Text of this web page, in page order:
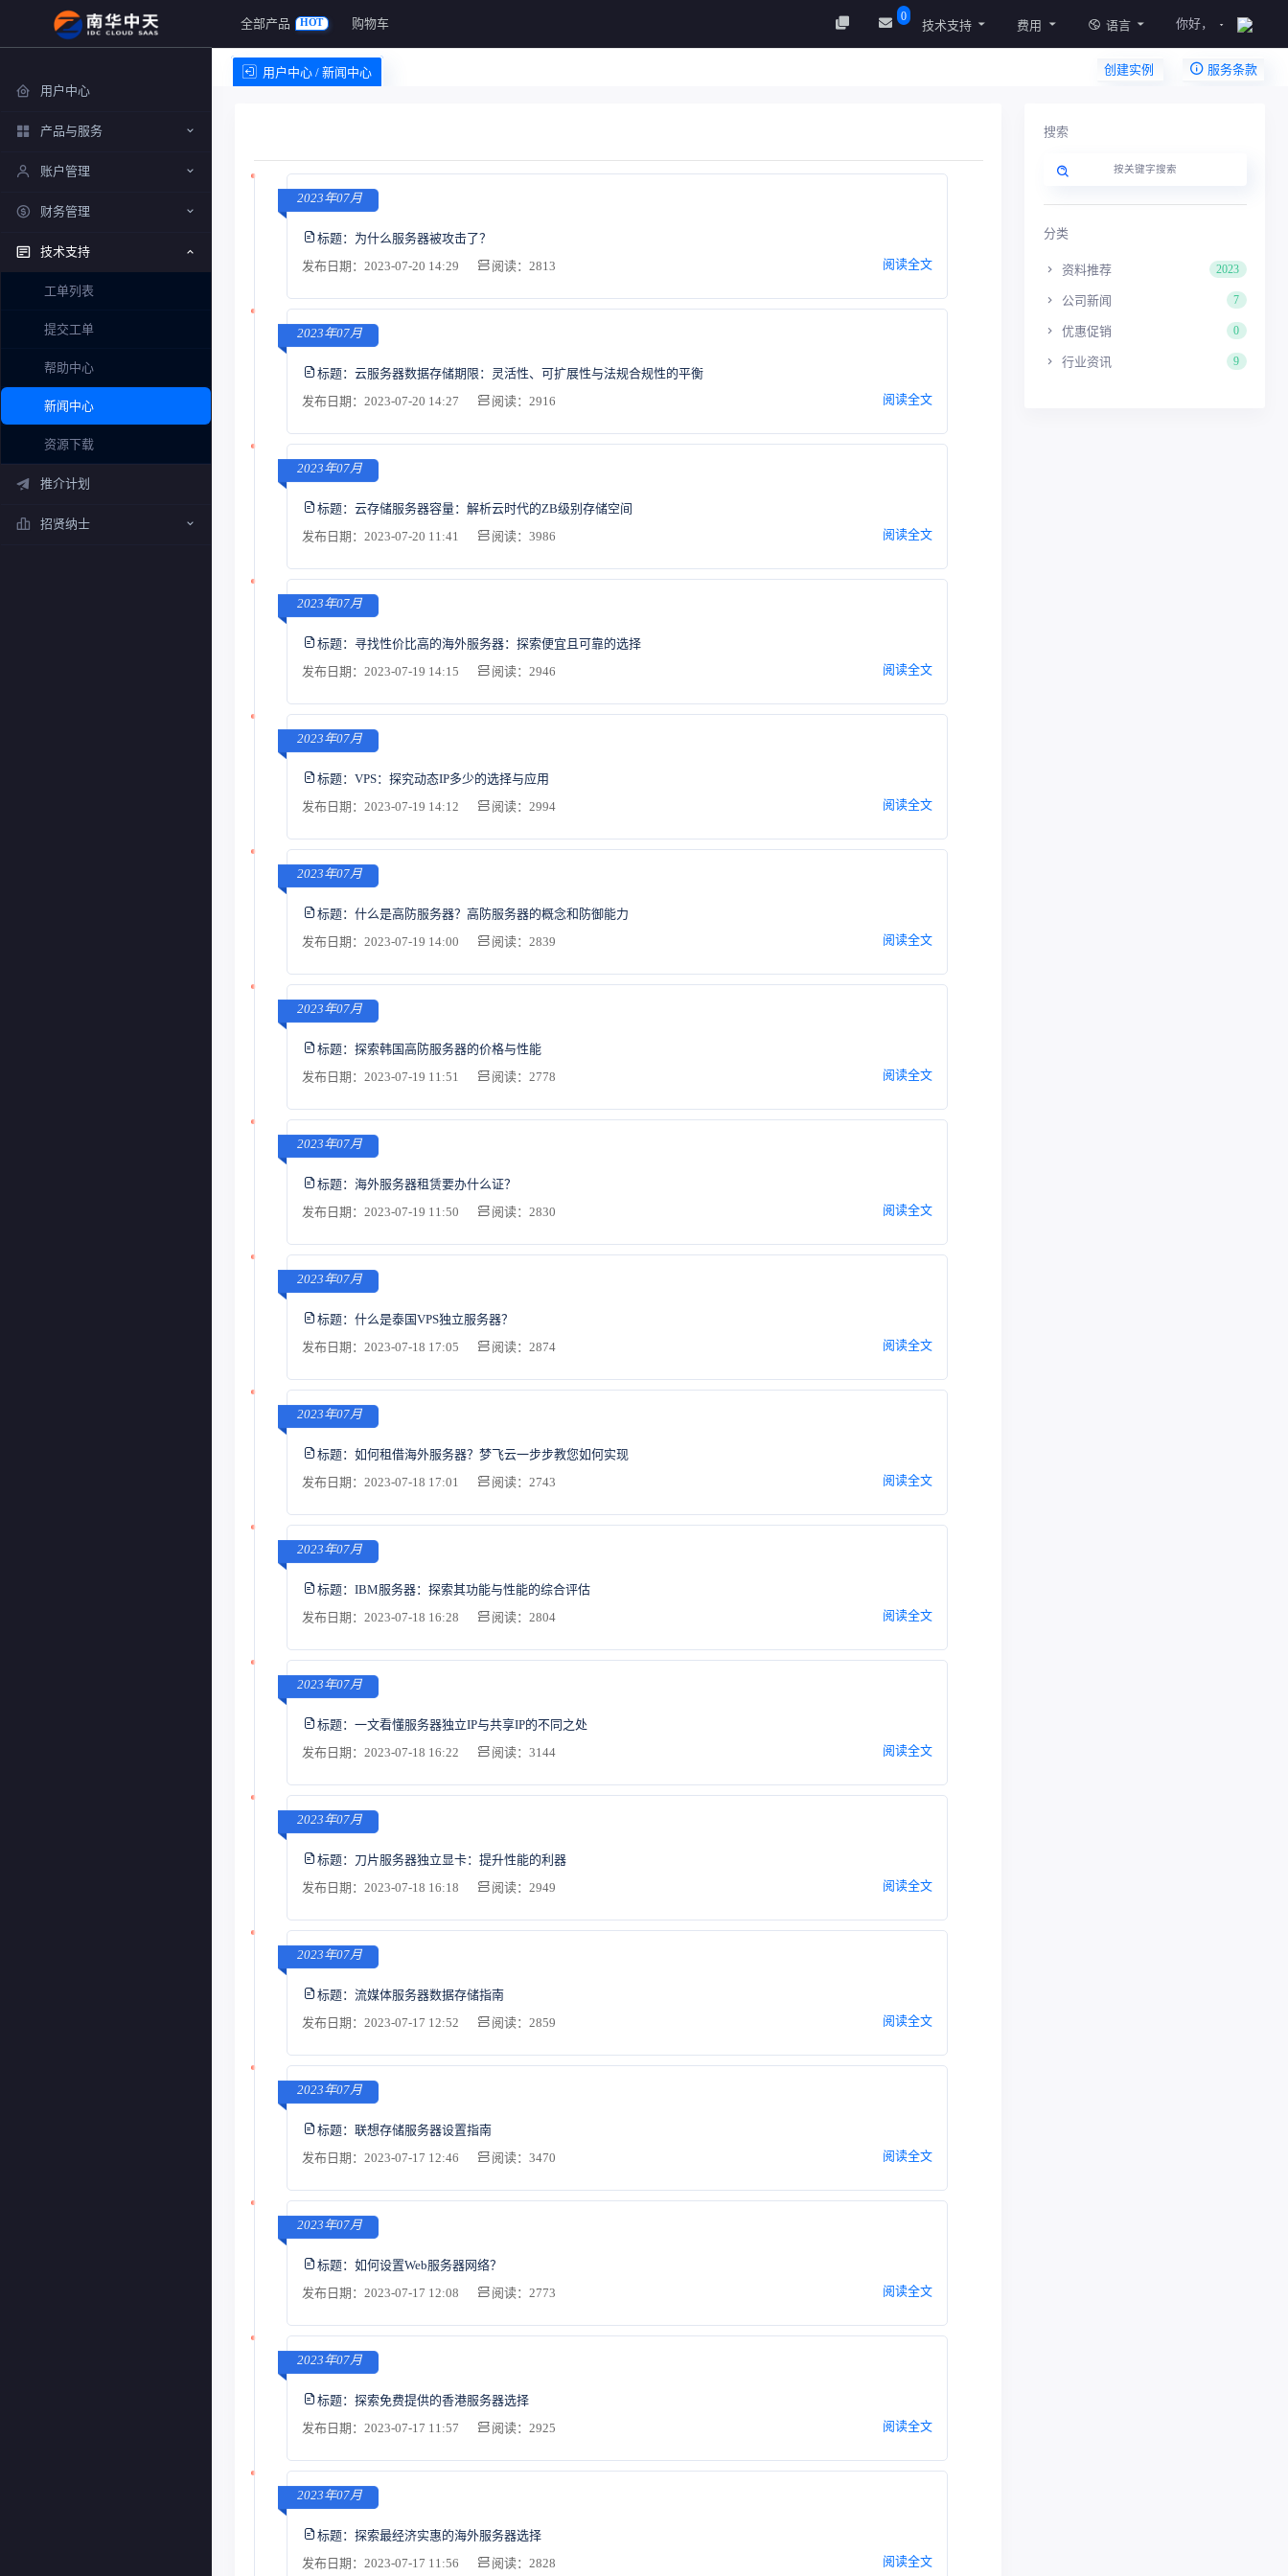
全部产品 HOT 购物车 0
技术支持 费用 语言 你好，
用户中心 / 新闻中心 创建实例
服务条款
用户中心
产品与服务
账户管理
财务管理
技术支持
工单列表
提交工单
帮助中心
新闻中心
资源下载
推介计划
招贤纳士
2023年07月
标题： 为什么服务器被攻击了？
发布日期：2023-07-20 14:29
阅读：2813 阅读全文
2023年07月
标题： 云服务器数据存储期限：灵活性、可扩展性与法规合规性的平衡
发布日期：2023-07-20 14:27
阅读：2916 阅读全文
2023年07月
标题： 云存储服务器容量：解析云时代的ZB级别存储空间
发布日期：2023-07-20 11:41
阅读：3986 阅读全文
2023年07月
标题： 寻找性价比高的海外服务器：探索便宜且可靠的选择
发布日期：2023-07-19 14:15
阅读：2946 阅读全文
2023年07月
标题： VPS：探究动态IP多少的选择与应用
发布日期：2023-07-19 14:12
阅读：2994 阅读全文
2023年07月
标题： 什么是高防服务器？高防服务器的概念和防御能力
发布日期：2023-07-19 14:00
阅读：2839 阅读全文
2023年07月
标题： 探索韩国高防服务器的价格与性能
发布日期：2023-07-19 11:51
阅读：2778 阅读全文
2023年07月
标题： 海外服务器租赁要办什么证？
发布日期：2023-07-19 11:50
阅读：2830 阅读全文
2023年07月
标题： 什么是泰国VPS独立服务器？
发布日期：2023-07-18 17:05
阅读：2874 阅读全文
2023年07月
标题： 如何租借海外服务器？梦飞云一步步教您如何实现
发布日期：2023-07-18 17:01
阅读：2743 阅读全文
2023年07月
标题： IBM服务器：探索其功能与性能的综合评估
发布日期：2023-07-18 16:28
阅读：2804 阅读全文
2023年07月
标题： 一文看懂服务器独立IP与共享IP的不同之处
发布日期：2023-07-18 16:22
阅读：3144 阅读全文
2023年07月
标题： 刀片服务器独立显卡：提升性能的利器
发布日期：2023-07-18 16:18
阅读：2949 阅读全文
2023年07月
标题： 流媒体服务器数据存储指南
发布日期：2023-07-17 12:52
阅读：2859 阅读全文
2023年07月
标题： 联想存储服务器设置指南
发布日期：2023-07-17 12:46
阅读：3470 阅读全文
2023年07月
标题： 如何设置Web服务器网络？
发布日期：2023-07-17 12:08
阅读：2773 阅读全文
2023年07月
标题： 探索免费提供的香港服务器选择
发布日期：2023-07-17 11:57
阅读：2925 阅读全文
2023年07月
标题： 探索最经济实惠的海外服务器选择
发布日期：2023-07-17 11:56
阅读：2828 阅读全文
搜索
分类
资料推荐 2023
公司新闻 7
优惠促销 0
行业资讯 9